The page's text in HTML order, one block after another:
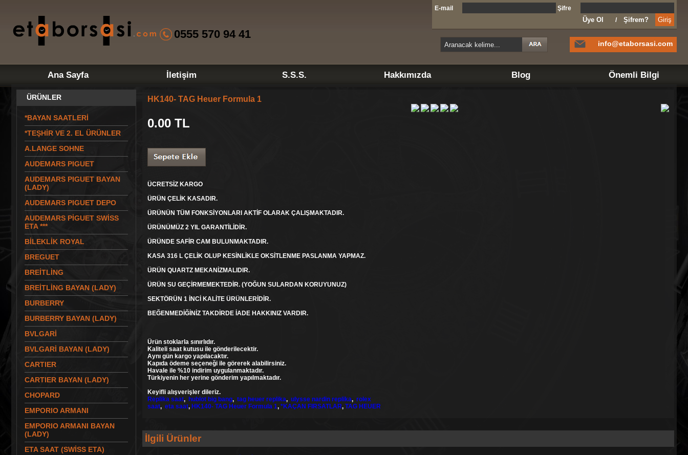
E-mail Şifre
Üye Ol / Şifrem?
0555 570 94 41
info@etaborsasi.com
Ana Sayfa İletişim S.S.S. Hakkımızda Blog Önemli Bilgi
ÜRÜNLER
*BAYAN SAATLERİ
*TEŞHİR VE 2. EL ÜRÜNLER
A.LANGE SOHNE
AUDEMARS PIGUET
AUDEMARS PIGUET BAYAN
(LADY)
AUDEMARS PIGUET DEPO
AUDEMARS PİGUET SWİSS
ETA ***
BİLEKLİK ROYAL
BREGUET
BREİTLİNG
BREİTLİNG BAYAN (LADY)
BURBERRY
BURBERRY BAYAN (LADY)
BVLGARİ
BVLGARİ BAYAN (LADY)
CARTIER
CARTIER BAYAN (LADY)
CHOPARD
EMPORIO ARMANI
EMPORIO ARMANI BAYAN
(LADY)
ETA SAAT (SWİSS ETA)
HK140- TAG Heuer Formula 1
0.00 TL
ÜCRETSİZ KARGO
ÜRÜN ÇELİK KASADIR.
ÜRÜNÜN TÜM FONKSİYONLARI AKTİF OLARAK ÇALIŞMAKTADIR.
ÜRÜNÜMÜZ 2 YIL GARANTİLİDİR.
ÜRÜNDE SAFİR CAM BULUNMAKTADIR.
KASA 316 L ÇELİK OLUP KESİNLİKLE OKSİTLENME PASLANMA YAPMAZ.
ÜRÜN QUARTZ MEKANİZMALIDIR.
ÜRÜN SU GEÇİRMEMEKTEDİR. (YOĞUN SULARDAN KORUYUNUZ)
SEKTÖRÜN 1 İNCİ KALİTE ÜRÜNLERİDİR.
BEĞENMEDİĞİNİZ TAKDİRDE İADE HAKKINIZ VARDIR.
Ürün stoklarla sınırlıdır.
Kaliteli saat kutusu ile gönderilecektir.
Aynı gün kargo yapılacaktır.
Kapıda ödeme seçeneği ile görerek alabilirsiniz.
Havale ile %10 indirim uygulanmaktadır.
Türkiyenin her yerine gönderim yapılmaktadır.
Keyifli alışverişler dileriz.
Replika saat, hublot big bang, tag heuer replika, ulysse nardin replika, rolex
saat, eta saat, HK140- TAG Heuer Formula 1, *KAÇAN FIRSATLAR, TAG HEUER
İlgili Ürünler